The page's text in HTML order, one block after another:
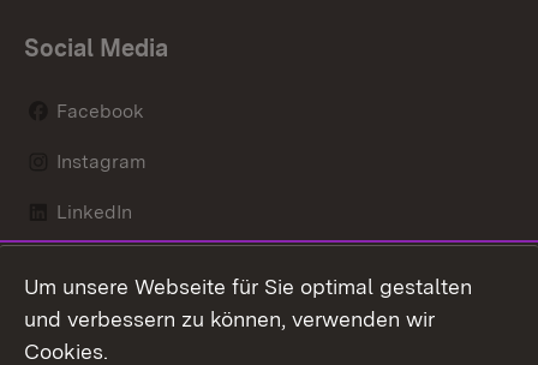
Social Media
Facebook
Instagram
LinkedIn
X / Twitter
Um unsere Webseite für Sie optimal gestalten
und verbessern zu können, verwenden wir
Cookies.